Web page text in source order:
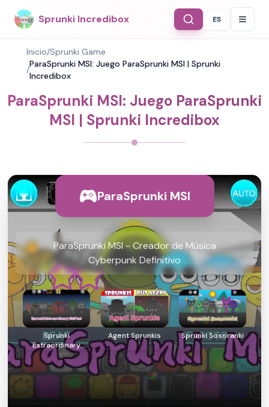
Sprunki Incredibox Select
ES
Inicio/Sprunki Game
/
ParaSprunki MSI: Juego ParaSprunki MSI | Sprunki
Incredibox
ParaSprunki MSI: Juego ParaSprunki
MSI | Sprunki Incredibox
ParaSprunki MSI
ParaSprunki MSI - Creador de Música
Cyberpunk Definitivo
Sprunki
Extraordinary
Shifted
Agent Sprunkis Sprunki Sosoranki